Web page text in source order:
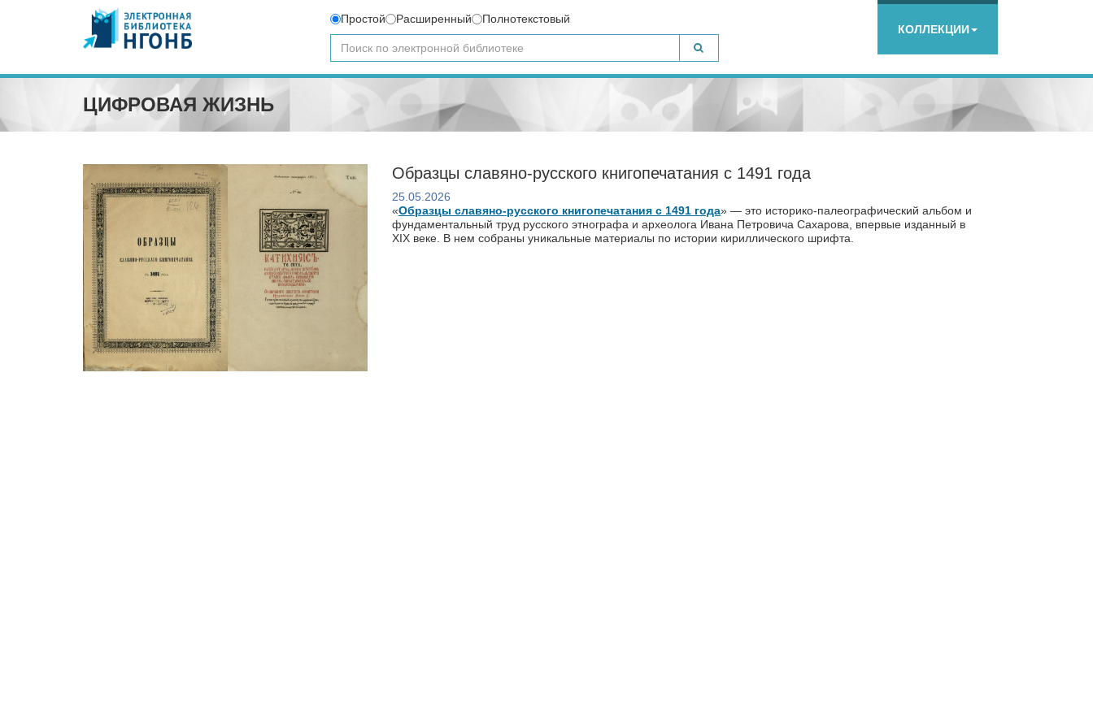
Простой Расширенный
Полнотекстовый
КОЛЛЕКЦИИ
ЦИФРОВАЯ ЖИЗНЬ
Образцы славяно-русского книгопечатания с 1491 года
25.05.2026
«Образцы славяно-русского книгопечатания с 1491 года» — это историко-палеографический альбом и
фундаментальный труд русского этнографа и археолога Ивана Петровича Сахарова, впервые изданный в
XIX веке. В нем собраны уникальные материалы по истории кириллического шрифта.